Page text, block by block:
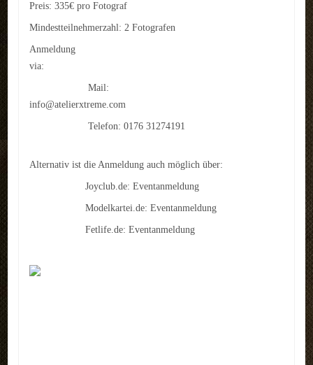
Preis: 335€ pro Fotograf
Mindestteilnehmerzahl: 2 Fotografen
Anmeldung
via:
Mail:
info@atelierxtreme.com
Telefon: 0176 31274191
Alternativ ist die Anmeldung auch möglich über:
Joyclub.de:Eventanmeldung
Modelkartei.de:Eventanmeldung
Fetlife.de:Eventanmeldung